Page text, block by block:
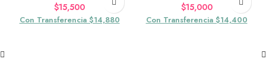
$15,500
Con Transferencia $14,880
$15,000
Con Transferencia $14,400